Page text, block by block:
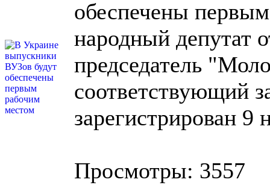
обеспечены
народный депутат
председатель
соответствующий
зарегистрирован
Просмотры: 3557